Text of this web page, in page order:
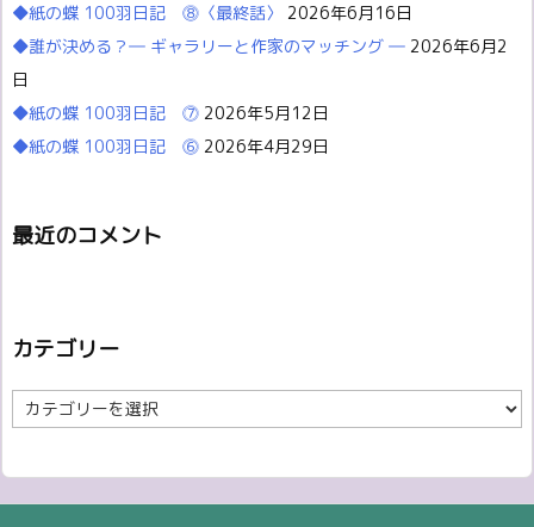
◆紙の蝶 100羽日記 ⓼〈最終話〉
2026年6月16日
◆誰が決める？― ギャラリーと作家のマッチング ― 2026年6月2
日
◆紙の蝶 100羽日記 ⓻ 2026年5月12日
◆紙の蝶 100羽日記 ⓺ 2026年4月29日
最近のコメント
カテゴリー
カ
テ
リ